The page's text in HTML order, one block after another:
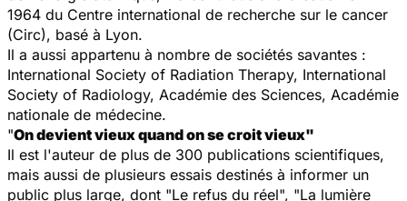
1964 du Centre international de recherche sur le cancer
(Circ), basé à Lyon.
Il a aussi appartenu à nombre de sociétés savantes :
International Society of Radiation Therapy, International
Society of Radiology, Académie des Sciences, Académie
nationale de médecine.
"On devient vieux quand on se croit vieux"
Il est l'auteur de plus de 300 publications scientifiques,
mais aussi de plusieurs essais destinés à informer un
public plus large, dont "Le refus du réel", "La lumière